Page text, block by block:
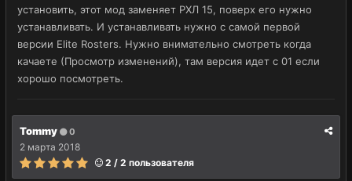
установить, этот мод заменяет РХЛ 15, поверх его нужно
устанавливать. И устанавливать нужно с самой первой
версии Elite Rosters. Нужно внимательно смотреть когда
качаете (Просмотр изменений), там версия идет с 01 если
хорошо посмотреть.
Tommy 0
2 марта 2018
2 / 2 пользователя